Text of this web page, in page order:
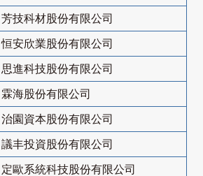
芳技科材股份有限公司
恒安欣業股份有限公司
思進科技股份有限公司
霖海股份有限公司
治園資本股份有限公司
議丰投資股份有限公司
定歐系統科技股份有限公司